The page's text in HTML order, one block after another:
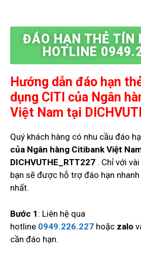
ĐÁO HẠN THẺ TÍN
HOTLINE
Hướng dẫn đáo hạn
dụng CITI của Ngân
Việt Nam tại
Quý khách hàng có nhu cầu đáo
của Ngân hàng Citibank Việt
DICHVUTHE_RTT227 . Chỉ với
bạn sẽ được hỗ trợ đáo hạn
nhất.
Bước 1 : Liên hệ qua
hotline 0949.226.227 hoặc zalo
cần đáo hạn.